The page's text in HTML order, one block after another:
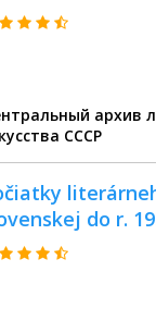
архив
СССР
do r.